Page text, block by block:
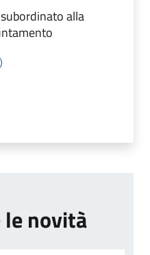
subordinato alla
novità